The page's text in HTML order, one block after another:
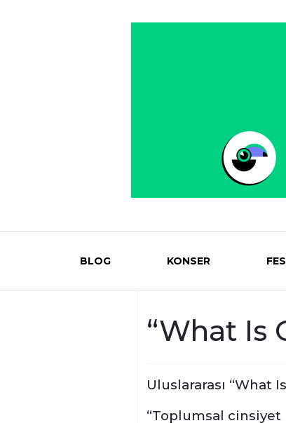
Eventmag
BLOG KONSER
“What Is
Uluslararası “What
“Toplumsal cinsiyet